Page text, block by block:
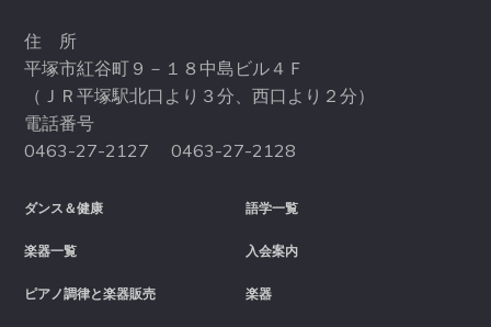
住 所
平塚市紅谷町９－１８中島ビル４Ｆ
（ＪＲ平塚駅北口より３分、西口より２分）
電話番号
0463-27-2127 0463-27-2128
ダンス＆健康 語学一覧
楽器一覧 入会案内
ピアノ調律と楽器販売 楽器